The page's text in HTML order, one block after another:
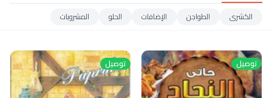
الكشرى الطواجن الإضافات الحلو المشروبات
توصيل توصيل